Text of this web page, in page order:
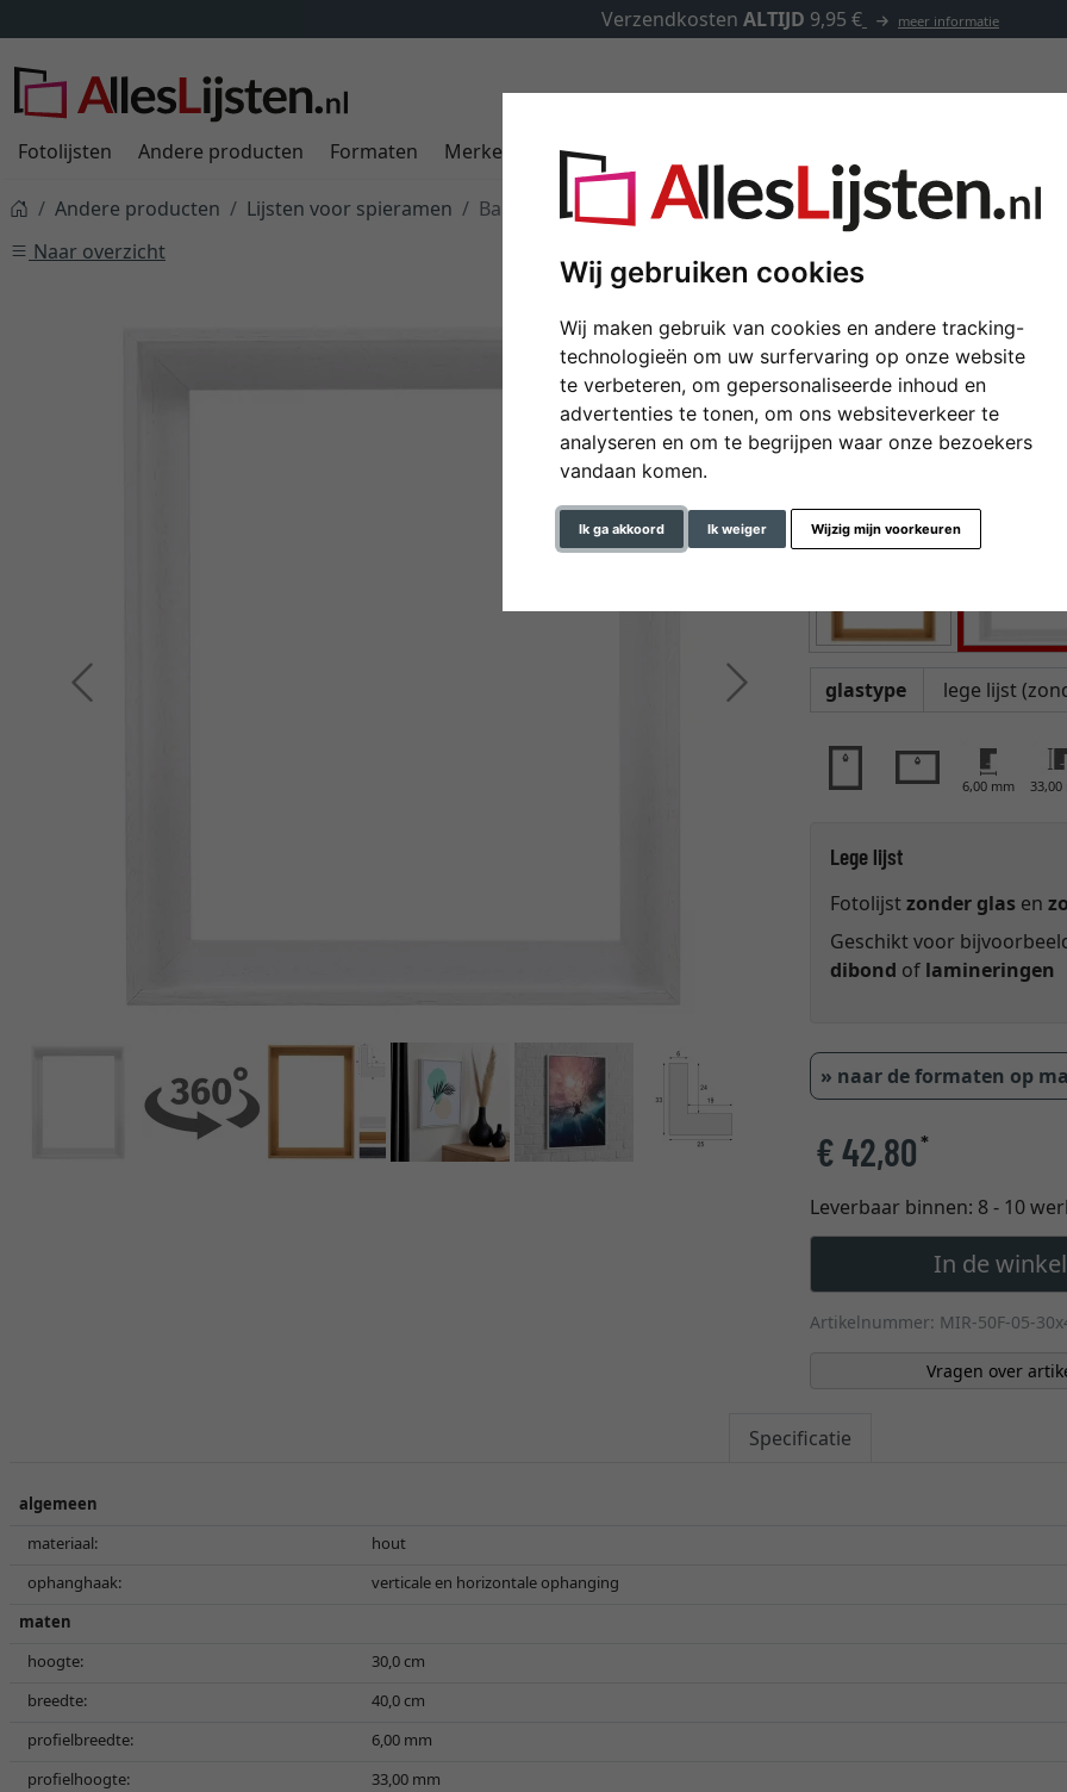
Wij gebruiken cookies
Wij maken gebruik van cookies en andere tracking-
technologieën om uw surfervaring op onze website
te verbeteren, om gepersonaliseerde inhoud en
advertenties te tonen, om ons websiteverkeer te
analyseren en om te begrijpen waar onze bezoekers
vandaan komen.
Ik ga akkoord Ik weiger Wijzig mijn voorkeuren
Verzendkosten ALTIJD 9,95 € meer informatie
Fotolijsten Andere producten Formaten Merken Lijsten op maat
Andere producten Lijsten voor spieramen
Baklijst Eclipse smal
Naar overzicht
Terug Verder
Baklijst Eclipse smal
30x40 cm | wit | lege lijst
formaat
glastype
6,00 mm 33,00
Lege lijst
Fotolijstzonder glas en
Geschikt voor
dibond of lamineringen
» naar de formaten op
€ 42,80*
Leverbaar binnen: 8 - 10
In de
Artikelnummer: MIR-50F-05-
Vragen over
Specificatie
algemeen
materiaal:
hout
ophanghaak:
verticale en horizontale ophanging
maten
hoogte:
30,0 cm
breedte:
40,0 cm
profielbreedte:
6,00 mm
profielhoogte:
33,00 mm